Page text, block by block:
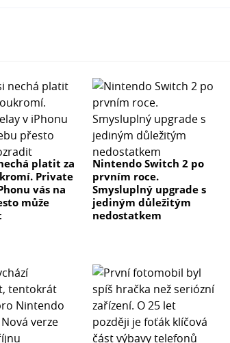
platit za
Private
vás na
může
Nintendo Switch 2 po
prvním roce.
Smysluplný upgrade s
jediným důležitým
nedostatkem